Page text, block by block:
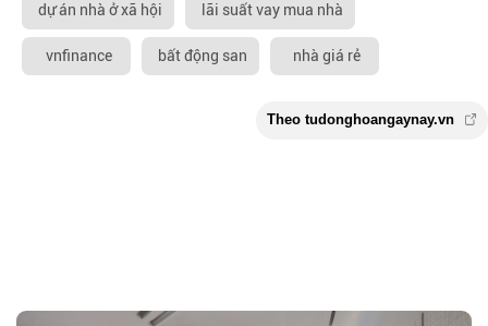
dự án nhà ở xã hội lãi suất vay mua nhà
vnfinance bất động san nhà giá rẻ